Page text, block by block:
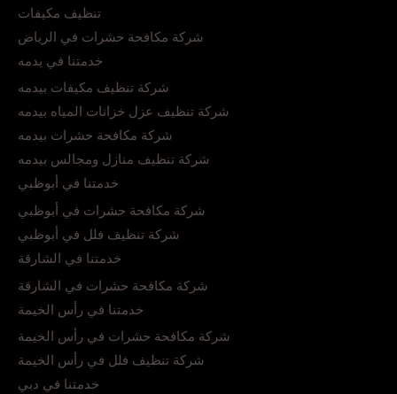
تنظيف مكيفات
شركة مكافحة حشرات في الرياض
خدمتنا في يدمه
شركة تنظيف مكيفات بيدمه
شركة تنظيف عزل خزانات المياه بيدمه
شركة مكافحة حشرات بيدمه
شركة تنظيف منازل ومجالس بيدمه
خدمتنا في أبوظبي
شركة مكافحة حشرات في أبوظبي
شركة تنظيف فلل في أبوظبي
خدمتنا في الشارقة
شركة مكافحة حشرات في الشارقة
خدمتنا في رأس الخيمة
شركة مكافحة حشرات في رأس الخيمة
شركة تنظيف فلل في رأس الخيمة
خدمتنا في دبي